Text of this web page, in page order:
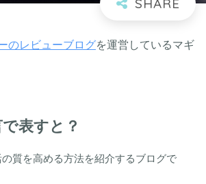
のレビューブログを運営しているマギ
表すと？
質を高める方法を紹介するブログで